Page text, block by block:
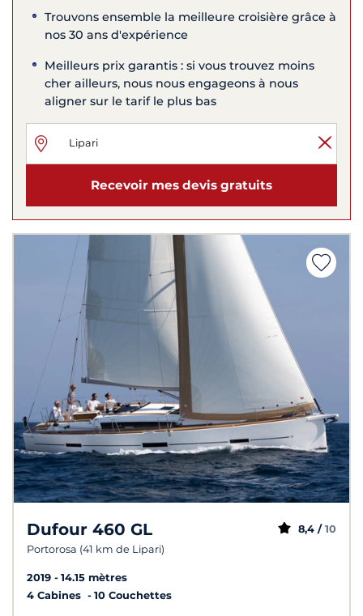
Trouvons ensemble la meilleure croisière grâce à
nos 30 ans d'expérience
Meilleurs prix garantis : si vous trouvez moins
cher ailleurs, nous nous engageons à nous
aligner sur le tarif le plus bas
Recevoir mes devis gratuits
Dufour 460 GL
Portorosa (41 km de Lipari)
8,4 / 10
2019
14.15 mètres
4 Cabines
10 Couchettes